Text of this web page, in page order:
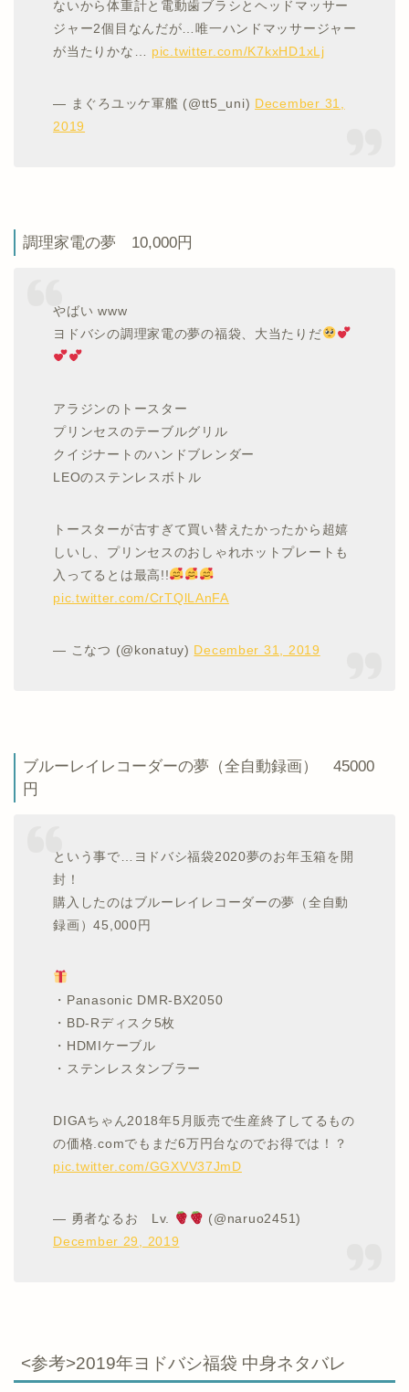
ないから体重計と電動歯ブラシとヘッドマッサー
ジャー2個目なんだが…唯一ハンドマッサージャー
が当たりかな… pic.twitter.com/K7kxHD1xLj
— まぐろユッケ軍艦 (@tt5_uni) December 31,
2019
調理家電の夢 10,000円
やばい www
ヨドバシの調理家電の夢の福袋、大当たりだ
アラジンのトースター
プリンセスのテーブルグリル
クイジナートのハンドブレンダー
LEOのステンレスボトル
トースターが古すぎて買い替えたかったから超嬉
しいし、プリンセスのおしゃれホットプレートも
入ってるとは最高!!
pic.twitter.com/CrTQlLAnFA
— こなつ (@konatuy) December 31, 2019
ブルーレイレコーダーの夢（全自動録画） 45000
円
という事で…ヨドバシ福袋2020夢のお年玉箱を開
封！
購入したのはブルーレイレコーダーの夢（全自動
録画）45,000円
・Panasonic DMR-BX2050
・BD-Rディスク5枚
・HDMIケーブル
・ステンレスタンブラー
DIGAちゃん2018年5月販売で生産終了してるもの
の価格.comでもまだ6万円台なのでお得では！？
pic.twitter.com/GGXVV37JmD
— 勇者なるお Lv.
(@naruo2451)
December 29, 2019
<参考>2019年ヨドバシ福袋 中身ネタバレ